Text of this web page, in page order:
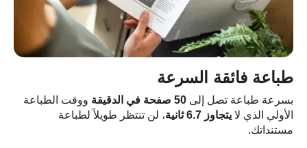
فائقة السرعة
طباعة تصل إلى 50 صفحة في الدقيقة
ووقت الطباعة
الذي لايتجاوز 6.7 ثانية
، لن تنتظر طويلاً لطباعة